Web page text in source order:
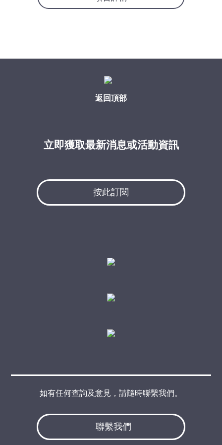
返回頂部
立即獲取最新消息或活動資訊
按此訂閱
聯繫我們
如有任何查詢及意見，請隨時聯繫我們。